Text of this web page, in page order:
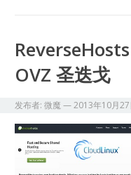
OVZ 圣迭戈
发布者:微魔—2013年10月27